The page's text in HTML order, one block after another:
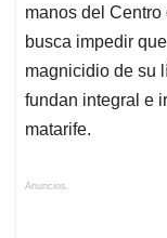
manos del
busca impedir
magnicidio de su
fundan integral e
matarife.
Anuncios.